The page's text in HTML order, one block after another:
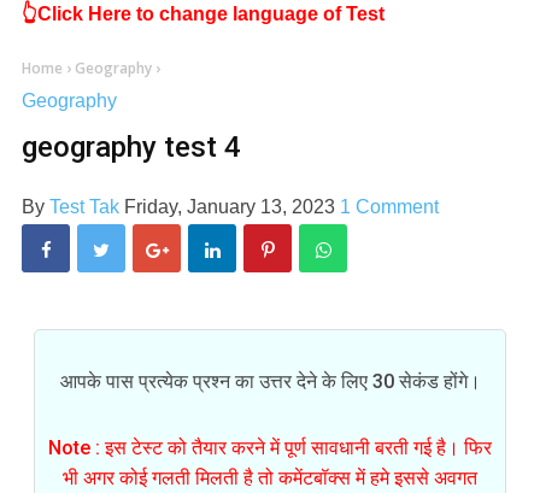
👆Click Here to change language of Test
Home › Geography ›
Geography
geography test 4
By Test Tak Friday, January 13, 2023 1 Comment
आपके पास प्रत्येक प्रश्न का उत्तर देने के लिए 30 सेकंड होंगे।
Note : इस टेस्ट को तैयार करने में पूर्ण सावधानी बरती गई है। फिर
भी अगर कोई गलती मिलती है तो कमेंटबॉक्स में हमे इससे अवगत